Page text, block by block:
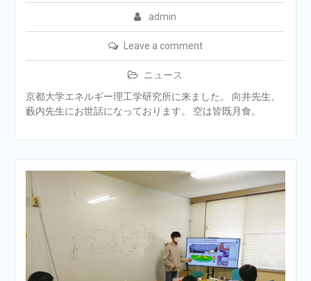
admin
Leave a comment
ニュース
京都大学エネルギー理工学研究所に来ました。 向井先生、
藪内先生にお世話になっております。 空は皆既月食。